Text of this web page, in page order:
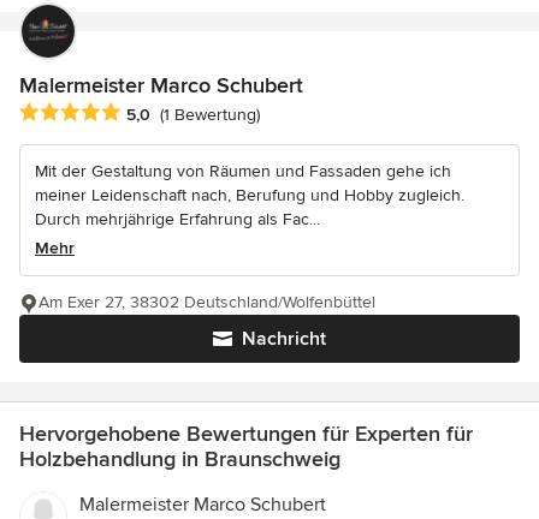
Malermeister Marco Schubert
Durchschnittliche Bewertung: 5 von 5 Sternen
5,0 (1 Bewertung)
Mit der Gestaltung von Räumen und Fassaden gehe ich
meiner Leidenschaft nach, Berufung und Hobby zugleich.
Durch mehrjährige Erfahrung als Fac...
Mehr
Nachricht
Am Exer 27, 38302 Deutschland/Wolfenbüttel
Hervorgehobene Bewertungen für Experten für
Holzbehandlung in Braunschweig
Malermeister Marco Schubert